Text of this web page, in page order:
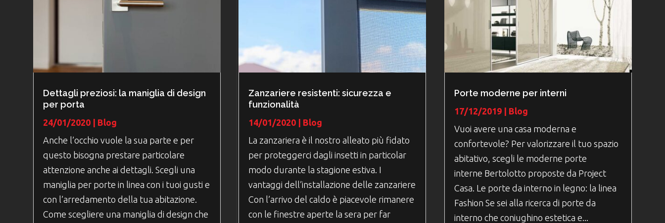
Dettagli preziosi: la maniglia di design
per porta
24/01/2020 | Blog
Anche l’occhio vuole la sua parte e per
questo bisogna prestare particolare
attenzione anche ai dettagli. Scegli una
maniglia per porte in linea con i tuoi gusti e
con l’arredamento della tua abitazione.
Come scegliere una maniglia di design che
Zanzariere resistenti: sicurezza e
funzionalità
14/01/2020 | Blog
La zanzariera è il nostro alleato più fidato
per proteggerci dagli insetti in particolar
modo durante la stagione estiva. I
vantaggi dell’installazione delle zanzariere
Con l’arrivo del caldo è piacevole rimanere
con le finestre aperte la sera per far
Porte moderne per interni
17/12/2019| Blog
Vuoi avere una casa moderna e
confortevole? Per valorizzare il tuo spazio
abitativo, scegli le moderne porte
interne Bertolotto proposte da Project
Casa. Le porte da interno in legno: la linea
Fashion Se sei alla ricerca di porte da
interno che coniughino estetica e...